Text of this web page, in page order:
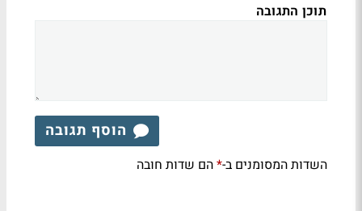
תוכן התגובה
הוסף תגובה
השדות המסומנים ב-*הם שדות חובה